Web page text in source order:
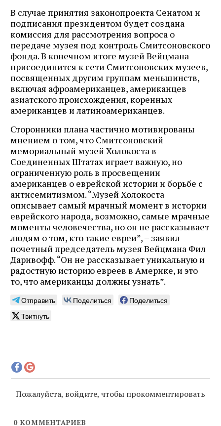
В случае принятия законопроекта Сенатом и
подписания президентом будет создана
комиссия для рассмотрения вопроса о
передаче музея под контроль Смитсоновского
фонда. В конечном итоге музей Вейцмана
присоединится к сети Смитсоновских музеев,
посвященных другим группам меньшинств,
включая афроамериканцев, американцев
азиатского происхождения, коренных
американцев и латиноамериканцев.
Сторонники плана частично мотивированы
мнением о том, что Смитсоновский
мемориальный музей Холокоста в
Соединенных Штатах играет важную, но
ограниченную роль в просвещении
американцев о еврейской истории и борьбе с
антисемитизмом. “Музей Холокоста
описывает самый мрачный момент в истории
еврейского народа, возможно, самые мрачные
моменты человечества, но он не рассказывает
людям о том, кто такие евреи”, – заявил
почетный председатель музея Вейцмана Фил
Даривофф. “Он не рассказывает уникальную и
радостную историю евреев в Америке, и это
то, что американцы должны узнать”.
Отправить Поделиться
Поделиться
Твитнуть
Пожалуйста, войдите, чтобы прокомментировать
0 КОММЕНТАРИЕВ